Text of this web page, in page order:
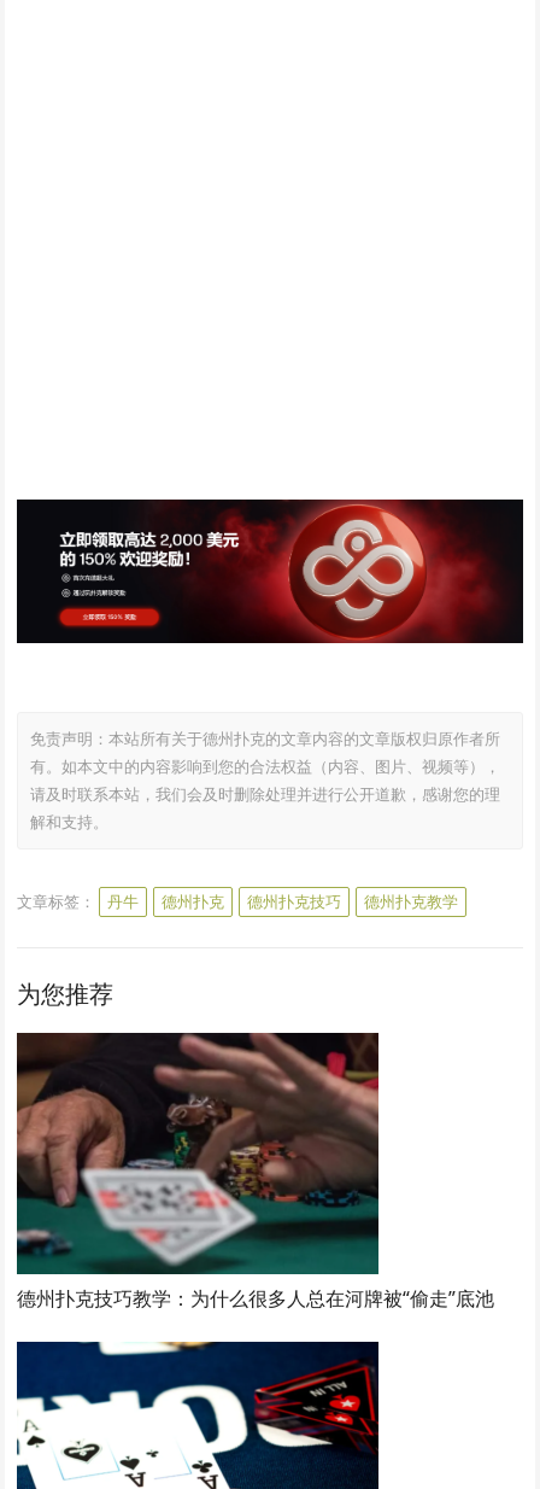
免责声明：本站所有关于德州扑克的文章内容的文章版权归原作者所
有。如本文中的内容影响到您的合法权益（内容、图片、视频等），
请及时联系本站，我们会及时删除处理并进行公开道歉，感谢您的理
解和支持。
文章标签： 丹牛 德州扑克 德州扑克技巧 德州扑克教学
为您推荐
德州扑克技巧教学：为什么很多人总在河牌被“偷走”底池